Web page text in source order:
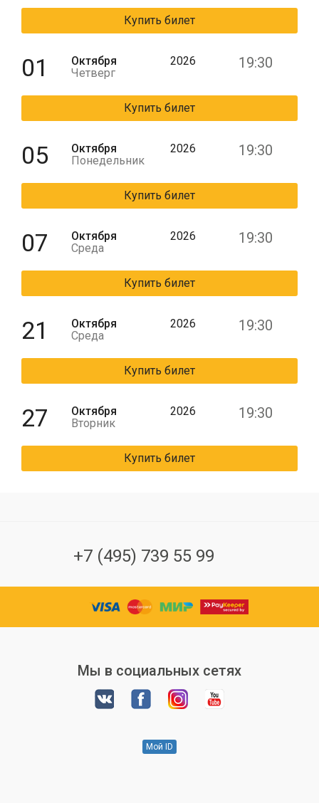
Купить билет
01
Октября
Четверг
2026 19:30
Купить билет
05
Октября
Понедельник
2026 19:30
Купить билет
07
Октября
Среда
2026 19:30
Купить билет
21
Октября
Среда
2026 19:30
Купить билет
27
Октября
Вторник
2026 19:30
Купить билет
+7 (495) 739 55 99
Мы в социальных сетях
Мой ID